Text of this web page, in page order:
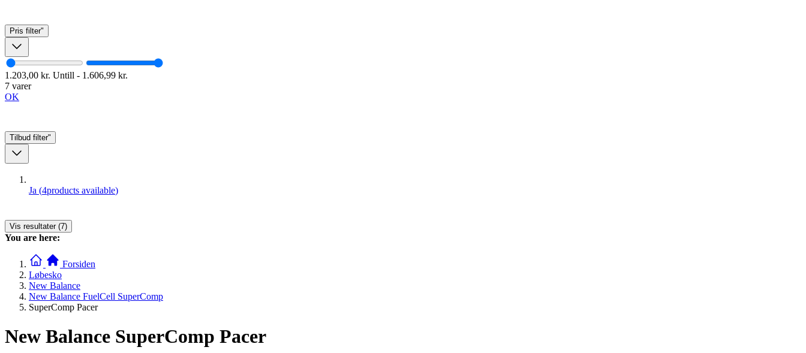
Pris filter"
1.203,00 kr. Untill - 1.606,99 kr.
7 varer
OK
Tilbud filter"
Ja (4products available)
Vis resultater (7)
You are here:
Forsiden
Løbesko
New Balance
New Balance FuelCell SuperComp
SuperComp Pacer
New Balance SuperComp Pacer